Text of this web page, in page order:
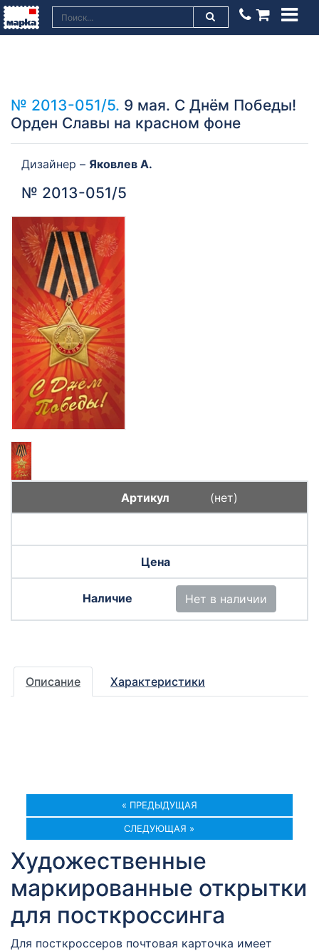
№ 2013-051/5. 9 мая. С Днём Победы!
Орден Славы на красном фоне
Дизайнер – Яковлев А.
№ 2013-051/5
(нет)
Нет в наличии
Описание Характеристики
« ПРЕДЫДУЩАЯ
СЛЕДУЮЩАЯ »
Художественные
маркированные открытки
для посткроссинга
Для посткроссеров почтовая карточка имеет